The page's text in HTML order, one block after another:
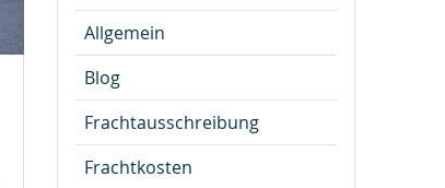
Allgemein
Blog
Frachtausschreibung
Frachtkosten